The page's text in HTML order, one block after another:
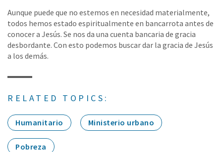
Aunque puede que no estemos en necesidad materialmente,
todos hemos estado espiritualmente en bancarrota antes de
conocer a Jesús. Se nos da una cuenta bancaria de gracia
desbordante. Con esto podemos buscar dar la gracia de Jesús
a los demás.
RELATED TOPICS:
Humanitario Ministerio urbano
Pobreza